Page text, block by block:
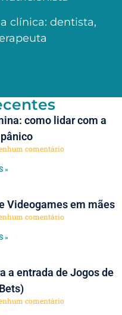
clínica: dentista,
como lidar com a
comentário
»
Videogames em mães
comentário
»
a entrada de Jogos de
comentário